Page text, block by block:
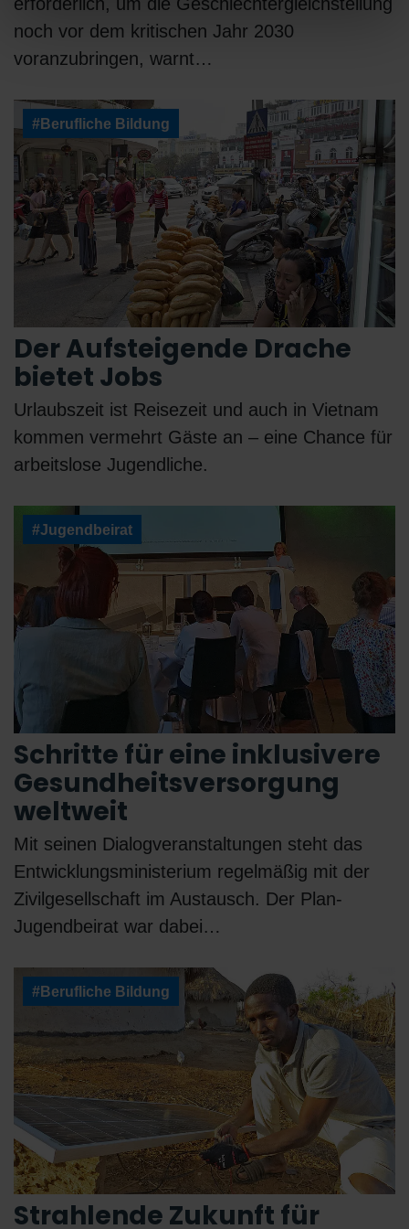
noch vor dem kritischen Jahr 2030
voranzubringen, warnt…
#Berufliche Bildung
Der Aufsteigende Drache
bietet Jobs
Urlaubszeit ist Reisezeit und auch in Vietnam
kommen vermehrt Gäste an – eine Chance für
arbeitslose Jugendliche.
#Jugendbeirat
Schritte für eine inklusivere
Gesundheitsversorgung
weltweit
Mit seinen Dialogveranstaltungen steht das
Entwicklungsministerium regelmäßig mit der
Zivilgesellschaft im Austausch. Der Plan-
Jugendbeirat war dabei…
#Berufliche Bildung
Strahlende Zukunft für